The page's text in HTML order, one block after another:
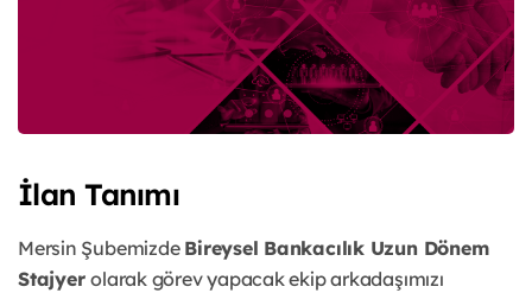
İlan Tanımı
Mersin Şubemizde Bireysel Bankacılık Uzun Dönem
Stajyerolarak görev yapacak ekip arkadaşımızı